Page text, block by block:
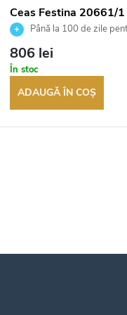
Ceas Festina 20661/1
Până la 100 de zile
returnarea bunurilor. Vânzător
autorizat
806 lei
În stoc
ADAUGĂ ÎN COŞ